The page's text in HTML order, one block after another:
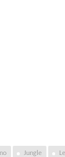
Jungle